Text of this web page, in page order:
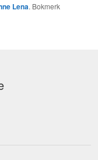
Lena. Bokmerk